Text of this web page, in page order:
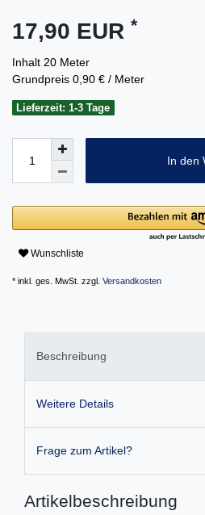
17,90 EUR *
Inhalt 20 Meter
Grundpreis 0,90 € / Meter
Lieferzeit: 1-3 Tage
In den
Wunschliste
* inkl. ges. MwSt. zzgl. Versandkosten
Beschreibung
Weitere Details
Frage zum Artikel?
Artikelbeschreibung